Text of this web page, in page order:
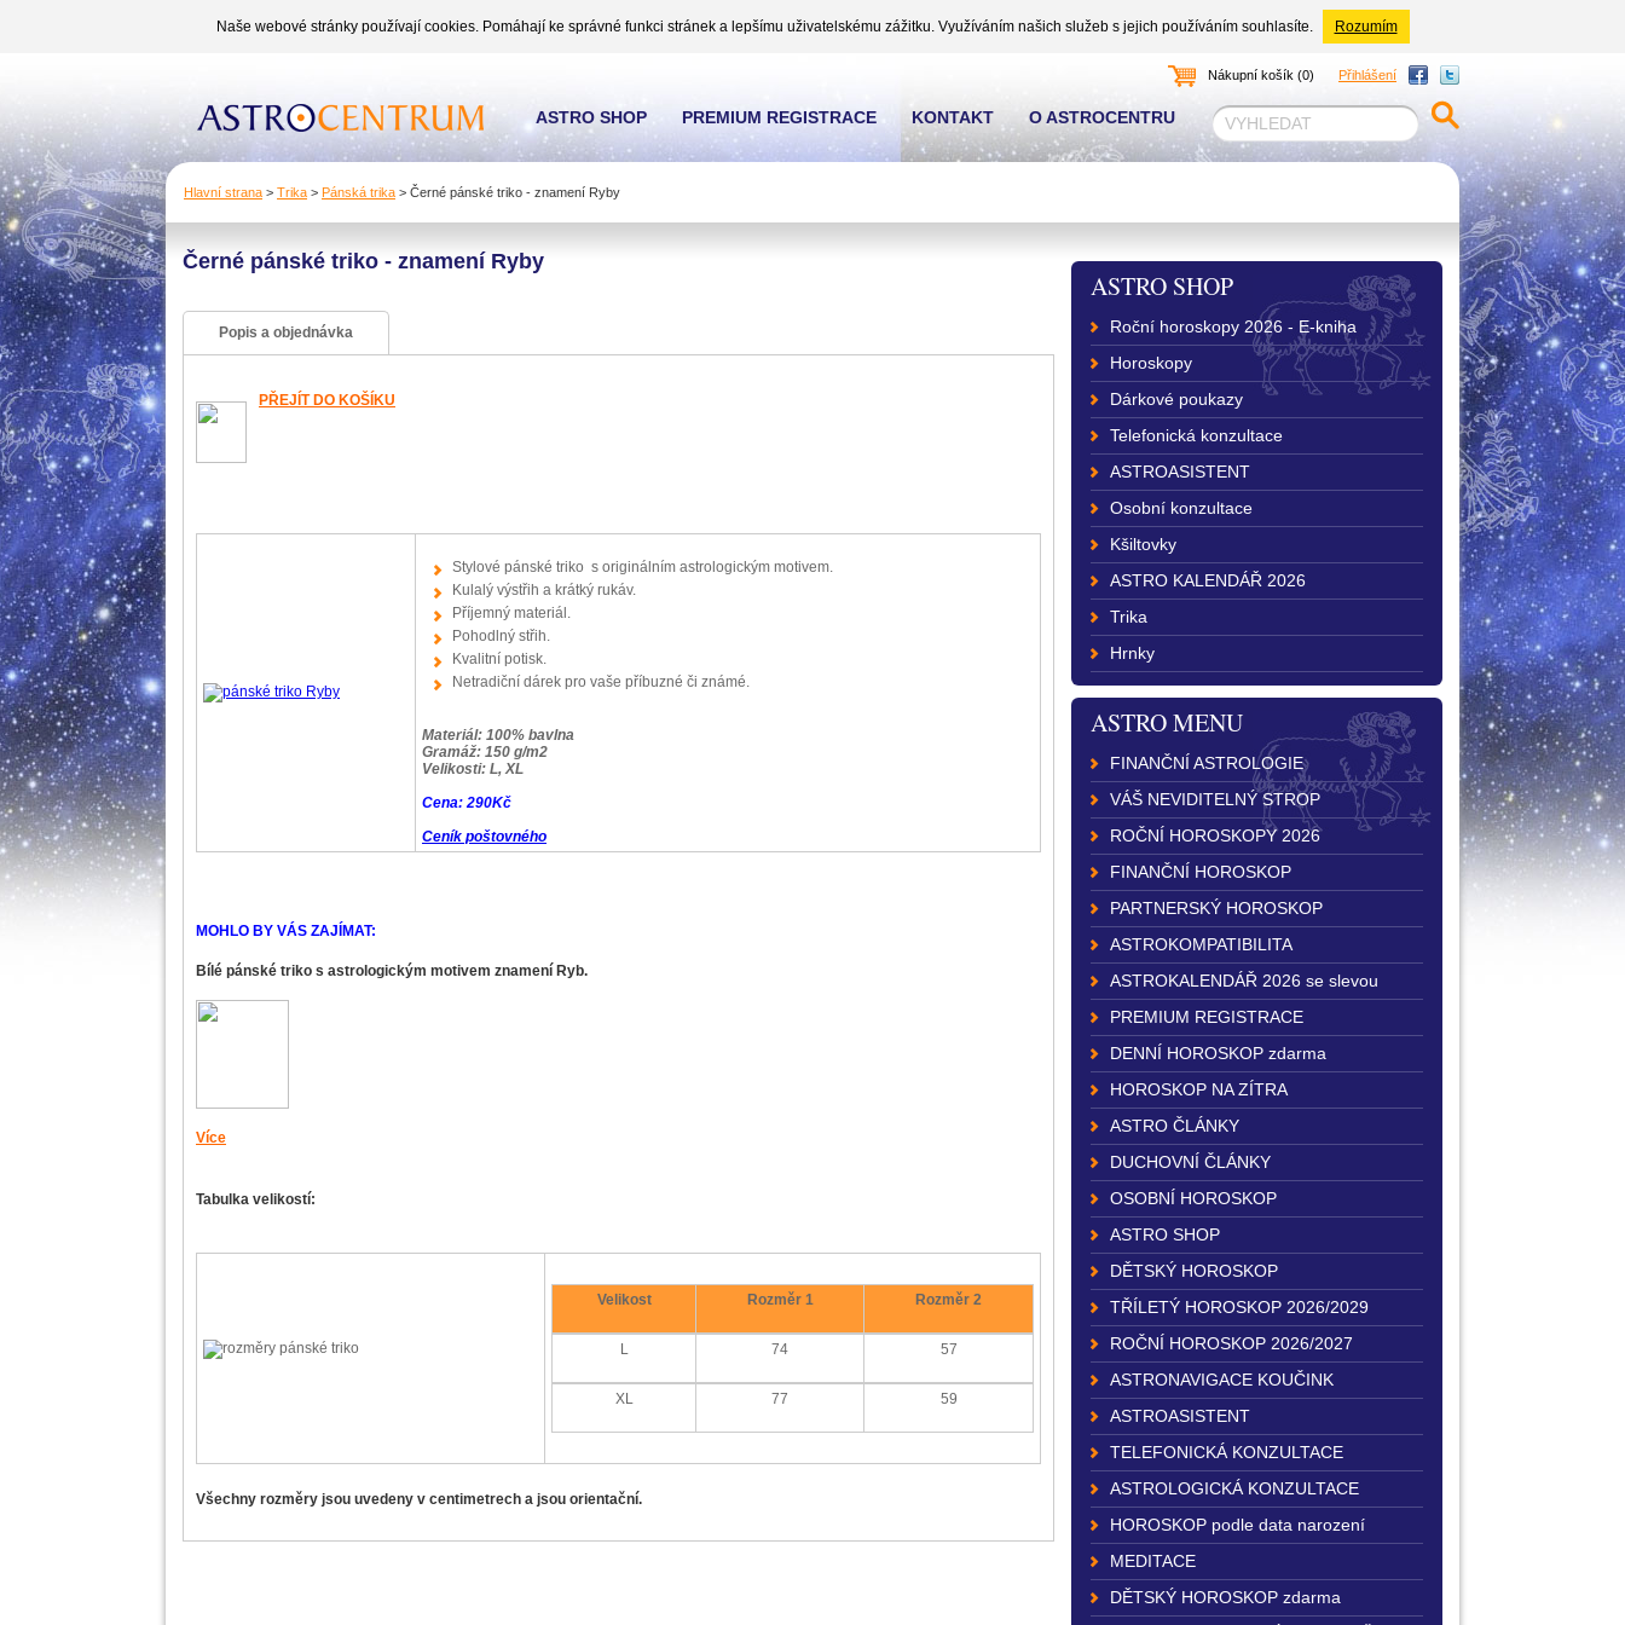
Naše webové stránky používají cookies. Pomáhají ke správné funkci stránek a lepšímu uživatelskému zážitku. Využíváním našich služeb s jejich používáním souhlasíte. Rozumím
Hlavní strana > Trika > Pánská trika > Černé pánské triko - znamení Ryby
Černé pánské triko - znamení Ryby
Popis a objednávka
PŘEJÍT DO KOŠÍKU
Stylové pánské triko s originálním astrologickým motivem.
Kulalý výstřih a krátký rukáv.
Příjemný materiál.
Pohodlný střih.
Kvalitní potisk.
Netradiční dárek pro vaše příbuzné či známé.
Materiál: 100% bavlna
Gramáž: 150 g/m2
Velikosti: L, XL
Cena:290Kč
Ceník poštovného
MOHLO BY VÁS ZAJÍMAT:
Bílé pánské triko s astrologickým motivem znamení Ryb.
Více
Tabulka velikostí:
Velikost Rozměr 1 Rozměr 2
L 74 57
XL 77 59
Všechny rozměry jsou uvedeny v centimetrech a jsou orientační.
ASTRO SHOP
Roční horoskopy 2026 - E-kniha
Horoskopy
Dárkové poukazy
Telefonická konzultace
ASTROASISTENT
Osobní konzultace
Kšiltovky
ASTRO KALENDÁŘ 2026
Trika
Hrnky
ASTRO MENU
FINANČNÍ ASTROLOGIE
VÁŠ NEVIDITELNÝ STROP
ROČNÍ HOROSKOPY 2026
FINANČNÍ HOROSKOP
PARTNERSKÝ HOROSKOP
ASTROKOMPATIBILITA
ASTROKALENDÁŘ 2026 se slevou
PREMIUM REGISTRACE
DENNÍ HOROSKOP zdarma
HOROSKOP NA ZÍTRA
ASTRO ČLÁNKY
DUCHOVNÍ ČLÁNKY
OSOBNÍ HOROSKOP
ASTRO SHOP
DĚTSKÝ HOROSKOP
TŘÍLETÝ HOROSKOP 2026/2029
ROČNÍ HOROSKOP 2026/2027
ASTRONAVIGACE KOUČINK
ASTROASISTENT
TELEFONICKÁ KONZULTACE
ASTROLOGICKÁ KONZULTACE
HOROSKOP podle data narození
MEDITACE
DĚTSKÝ HOROSKOP zdarma
ASTRO SHOP PREMIUM REGISTRACE KONTAKT O ASTROCENTRU
Přihlášení
Nákupní košík (0)